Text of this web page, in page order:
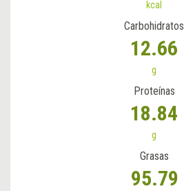
kcal
Carbohidratos
12.66
g
Proteínas
18.84
g
Grasas
95.79